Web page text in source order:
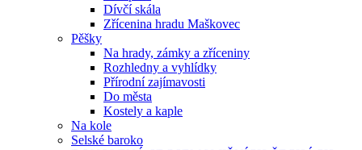
Dívčí skála
Zřícenina hradu Maškovec
Pěšky
Na hrady, zámky a zříceniny
Rozhledny a vyhlídky
Přírodní zajímavosti
Do města
Kostely a kaple
Na kole
Selské baroko